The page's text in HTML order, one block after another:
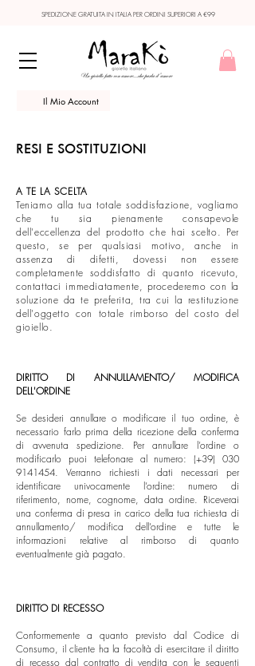
Il Mio Account
SPEDIZIONE GRATUITA IN ITALIA PER ORDINI SUPERIORI A €99
​RESI E SOSTITUZIONI
A TE LA SCELTA
Teniamo alla tua totale soddisfazione, vogliamo
che tu sia pienamente consapevole
dell'eccellenza del prodotto che hai scelto. Per
questo, se per qualsiasi motivo, anche in
assenza di difetti, dovessi non essere
completamente soddisfatto di quanto ricevuto,
contattaci immediatamente, procederemo con la
soluzione da te preferita, tra cui la restituzione
dell'oggetto con totale rimborso del costo del
gioiello.
DIRITTO DI ANNULLAMENTO/ MODIFICA
DELL'ORDINE
Se desideri annullare o modificare il tuo ordine, è
necessario farlo prima della ricezione della conferma
di avvenuta spedizione. Per annullare l’ordine o
modificarlo puoi telefonare al numero: (+39) 030
9141454. Verranno richiesti i dati necessari per
identificare univocamente l’ordine: numero di
riferimento, nome, cognome, data ordine. Riceverai
una conferma di presa in carico della tua richiesta di
annullamento/ modifica dell’ordine e tutte le
informazioni relative al rimborso di quanto
eventualmente già pagato.
DIRITTO DI RECESSO
Conformemente a quanto previsto dal Codice di
Consumo, il cliente ha la facoltà di esercitare il diritto
di recesso dal contratto di vendita con le seguenti